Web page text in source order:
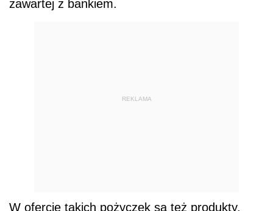
zawartej z bankiem.
REKLAMA
W ofercie takich pożyczek są też produkty,